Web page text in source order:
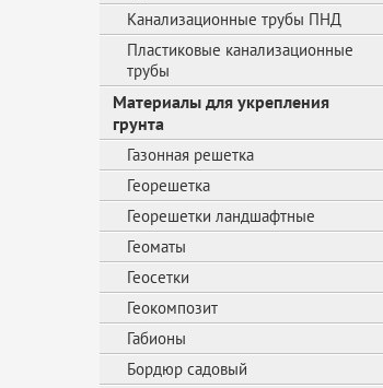
Канализационные трубы ПНД
Пластиковые канализационные
трубы
Материалы для укрепления
грунта
Газонная решетка
Георешетка
Георешетки ландшафтные
Геоматы
Геосетки
Геокомпозит
Габионы
Бордюр садовый